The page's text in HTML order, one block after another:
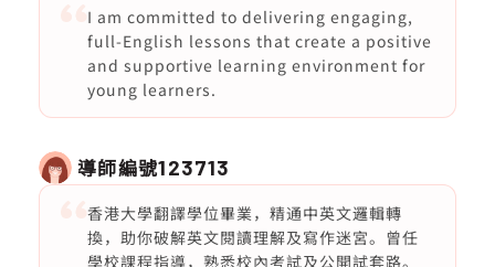
I am committed to delivering engaging,
full-English lessons that create a positive
and supportive learning environment for
young learners.
導師編號123713
香港大學翻譯學位畢業，精通中英文邏輯轉
換，助你破解英文閱讀理解及寫作迷宮。曾任
學校課程指導，熟悉校內考試及公開試套路。